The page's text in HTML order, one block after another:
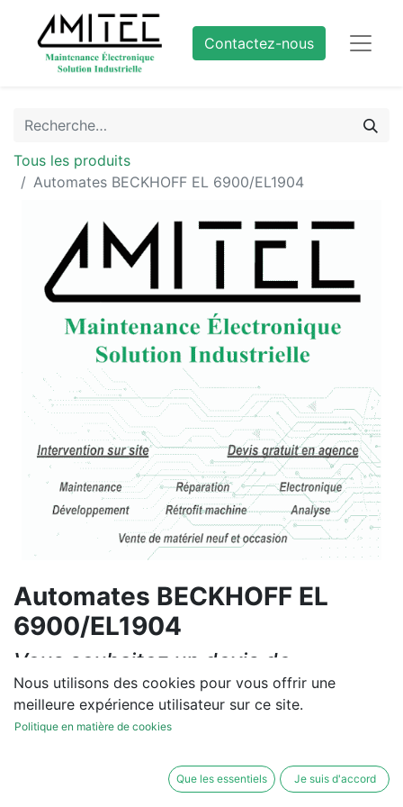
Contactez-nous
Tous les produits
Automates BECKHOFF EL 6900/EL1904
Automates BECKHOFF EL
6900/EL1904
Vous souhaitez un devis de
réparation ou de vente, un
diagnostic sur site?
Nous utilisons des cookies pour vous offrir une
meilleure expérience utilisateur sur ce site.
Politique en matière de cookies
Que les essentiels Je suis d'accord